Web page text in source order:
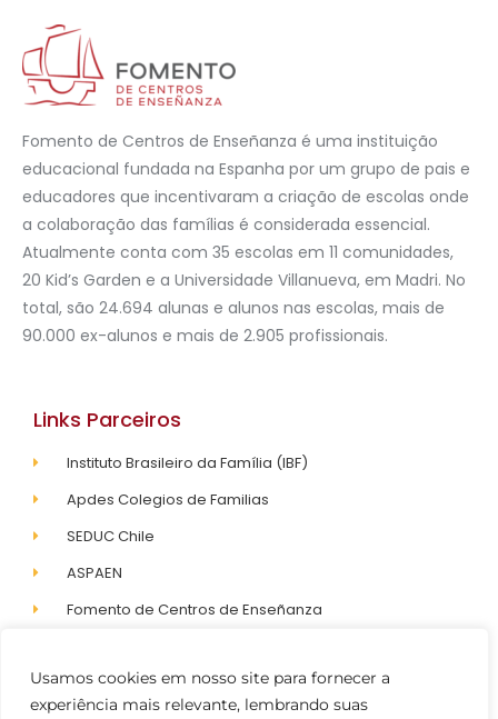
Usamos cookies em nosso site para fornecer a
experiência mais relevante, lembrando suas
Fomento de Centros de Enseñanza é uma instituição
educacional fundada na Espanha por um grupo de pais e
educadores que incentivaram a criação de escolas onde
a colaboração das famílias é considerada essencial.
Atualmente conta com 35 escolas em 11 comunidades,
20 Kid’s Garden e a Universidade Villanueva, em Madri. No
total, são 24.694 alunas e alunos nas escolas, mais de
90.000 ex-alunos e mais de 2.905 profissionais.
Links Parceiros
Instituto Brasileiro da Família (IBF)
Apdes Colegios de Familias
SEDUC Chile
ASPAEN
Fomento de Centros de Enseñanza
Diferenciada.org